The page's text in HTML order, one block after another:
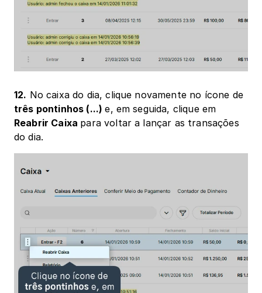
12.
No caixa do dia, clique novamente no ícone de
três pontinhos (...)
Reabrir Caixa para voltar a lançar as transações
do dia.